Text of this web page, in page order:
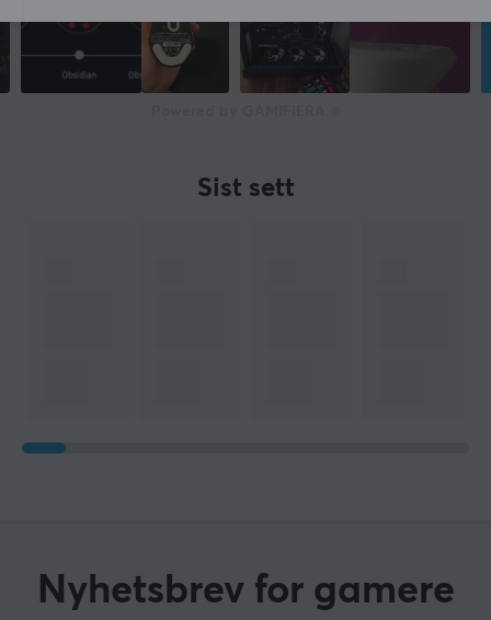
Sist sett
Nyhetsbrev for gamere